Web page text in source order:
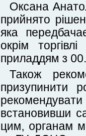
Оксана
прийнято
яка
окрім
приладдям з
Також
призупинити
встановивши
цим, органам